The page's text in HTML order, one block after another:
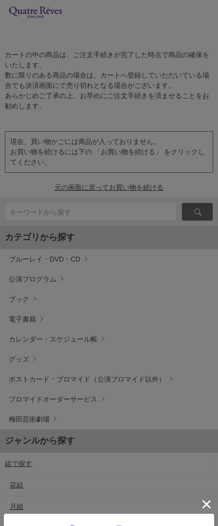
カートの中の商品は、ご注文手続きが完了した時点で商品の確保を
いたします。
数に限りのある商品の場合は、カートへ登録していただいている場
合でも決済画面にて売り切れとなる場合がございます。
あらかじめご了承の上、お早めにご注文手続きを済ませることをお
勧めします。
現在、買い物かごには商品が入っておりません。
お買い物を続けるには下の 「お買い物を続ける」 をクリックし
てください。
元の画面に戻ってお買い物を続ける
キーワードから探す
カテゴリから探す
ブルーレイ・DVD・CD
公演プログラム
ブック
電子書籍
カレンダー・スケジュール帳
グッズ
ポストカード・ブロマイド（公演ブロマイド以外）
ブロマイドオーダーサービス
梅田芸術劇場
ジャンルから探す
組で探す
花組
月組